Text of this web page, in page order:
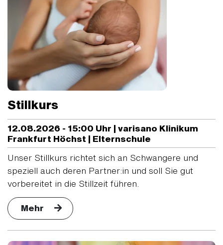
Stillkurs
12.08.2026 - 15:00 Uhr | varisano Klinikum
Frankfurt Höchst | Elternschule
Unser Stillkurs richtet sich an Schwangere und
speziell auch deren Partner:in und soll Sie gut
vorbereitet in die Stillzeit führen.
Mehr